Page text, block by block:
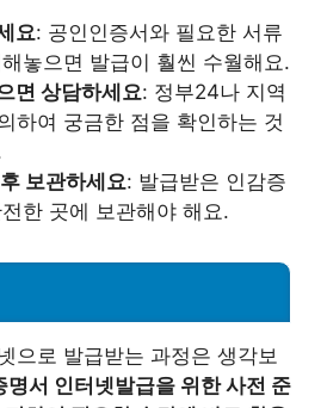
요: 공인인증서와 필요한 서류
놓으면 발급이 훨씬 수월해요.
면 상담하세요: 정부24나 지역
하여 궁금한 점을 확인하는 것
보관하세요: 발급받은 인감증
한 곳에 보관해야 해요.
으로 발급받는 과정은 생각보
명서 인터넷발급을 위한 사전 준